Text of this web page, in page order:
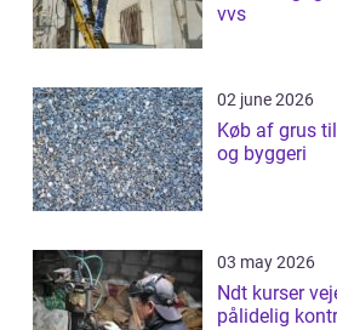
vvs
02 june 2026
Køb af grus
og byggeri
03 may 2026
Ndt kurser vejen til sikker og
pålidelig